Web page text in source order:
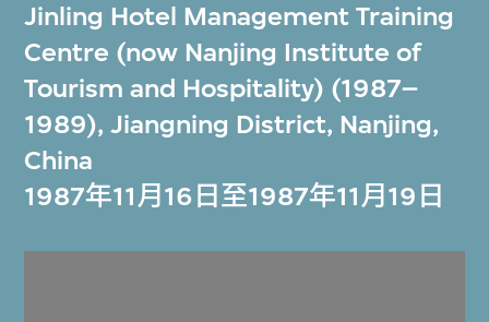
Jinling Hotel Management Training
Centre (now Nanjing Institute of
Tourism and Hospitality) (1987–
1989), Jiangning District, Nanjing,
China
1987年11月16日至1987年11月19日